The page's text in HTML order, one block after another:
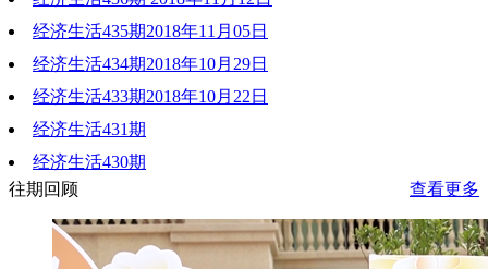
经济生活435期2018年11月05日
经济生活434期2018年10月29日
经济生活433期2018年10月22日
经济生活431期
经济生活430期
2018-10-02 19:49:12
往期回顾 查看更多